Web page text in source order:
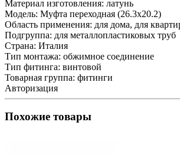
Материал изготовления: латунь
Модель: Муфта переходная (26.3х20.2)
Область применения: для дома, для
Подгруппа: для металлопластиковых труб
Страна: Италия
Тип монтажа: обжимное соединение
Тип фитинга: винтовой
Товарная группа: фитинги
Авторизация
Похожие товары